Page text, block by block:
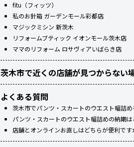
fitu（フィッツ）
私のお針箱 ガーデンモール彩都店
マジックミシン 新茨木
リフォームブティック イオンモール茨木店
ママのリフォーム ロサヴィアいばらき店
茨木市で近くの店舗が見つからない
よくある質問
茨木市でパンツ・スカートのウエスト幅詰
パンツ・スカートのウエスト幅詰めの納期
店舗とオンラインお直しはどちらが便利です